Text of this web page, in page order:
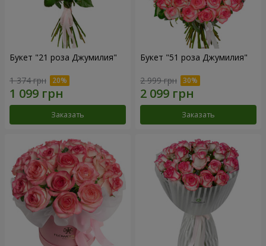
Букет "21 роза Джумилия"
1 374 грн
Заказать
Букет "51 роза Джумилия"
2 999 грн
Заказать